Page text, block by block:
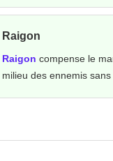
Raigon
Raigon compense le
milieu des ennemis